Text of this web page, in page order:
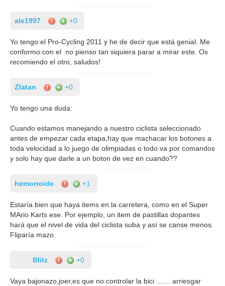
ale1997 +0
Yo tengo el Pro-Cycling 2011 y he de decir que está genial. Me
conformo con el no pienso tan siquiera parar a mirar este. Os
recomiendo el otro, saludos!
Zlatan +0
Yo tengo una duda:
Cuando estamos manejando a nuestro ciclista seleccionado
antes de empezar cada etapa,hay que machacar los botones a
toda velocidad a lo juego de olimpiadas o todo va por comandos
y solo hay que darle a un boton de vez en cuando??
hemorroide +1
Estaría bien que haya items en la carretera, como en el Super
MArio Karts ese. Por ejemplo, un item de pastillas dopantes
hará que el nivel de vida del ciclista suba y así se canse menos.
Fliparía mazo.
Blitz +0
Vaya bajonazo,joer,es que no controlar la bici ....... arriesgar